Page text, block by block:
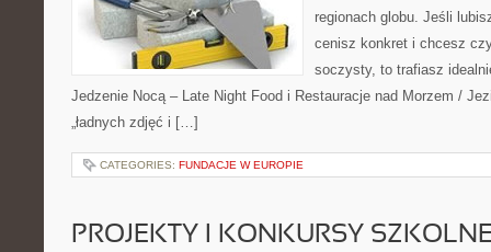
regionach globu. Jeśli
cenisz konkret i chcesz
soczysty, to trafiasz
Jedzenie Nocą – Late Night Food i Restauracje nad Morzem /
„ładnych zdjęć i […]
CATEGORIES: FUNDACJE W EUROPIE
PROJEKTY I KONKURSY